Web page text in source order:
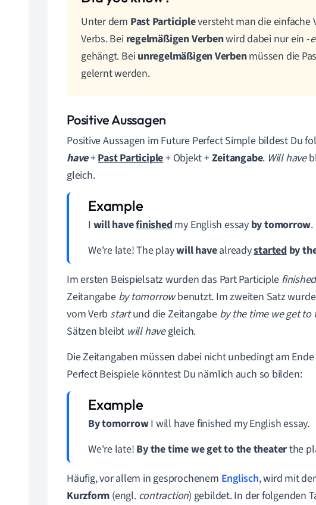
Unter dem Past Participleversteht man die einfache
Verbs. Beiregelmäßigen Verbenwird dabei nur ein -
gehängt. Beiunregelmäßigen Verbenmüssen die
gelernt werden.
Positive Aussagen
Positive Aussagen im Future Perfect Simple bildest Du
have+Past Participle+ Objekt +Zeitangabe. Will have
gleich.
I will havefinishedmy English essay by tomorrow.
We're late! The playwill havealreadystarted by
Im ersten Beispielsatz wurden das Part Participle finished
Zeitangabe by tomorrowbenutzt. Im zweiten Satz
vom Verb startund die Zeitangabe by the time we get to
Sätzen bleibt will havegleich.
Die Zeitangaben müssen dabei nicht unbedingt am
Perfect Beispiele könntest Du nämlich auch so bilden:
By tomorrowI will have finished my English essay.
We're late! By the time we get to the theaterthe
Häufig, vor allem in gesprochenem Englisch, wird mit
Kurzform (engl. contraction) gebildet. In der folgenden